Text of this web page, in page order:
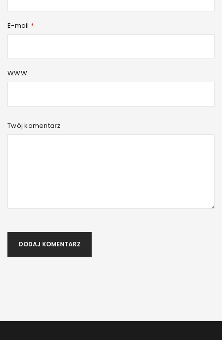
E-mail *
WWW
Twój komentarz
DODAJ KOMENTARZ